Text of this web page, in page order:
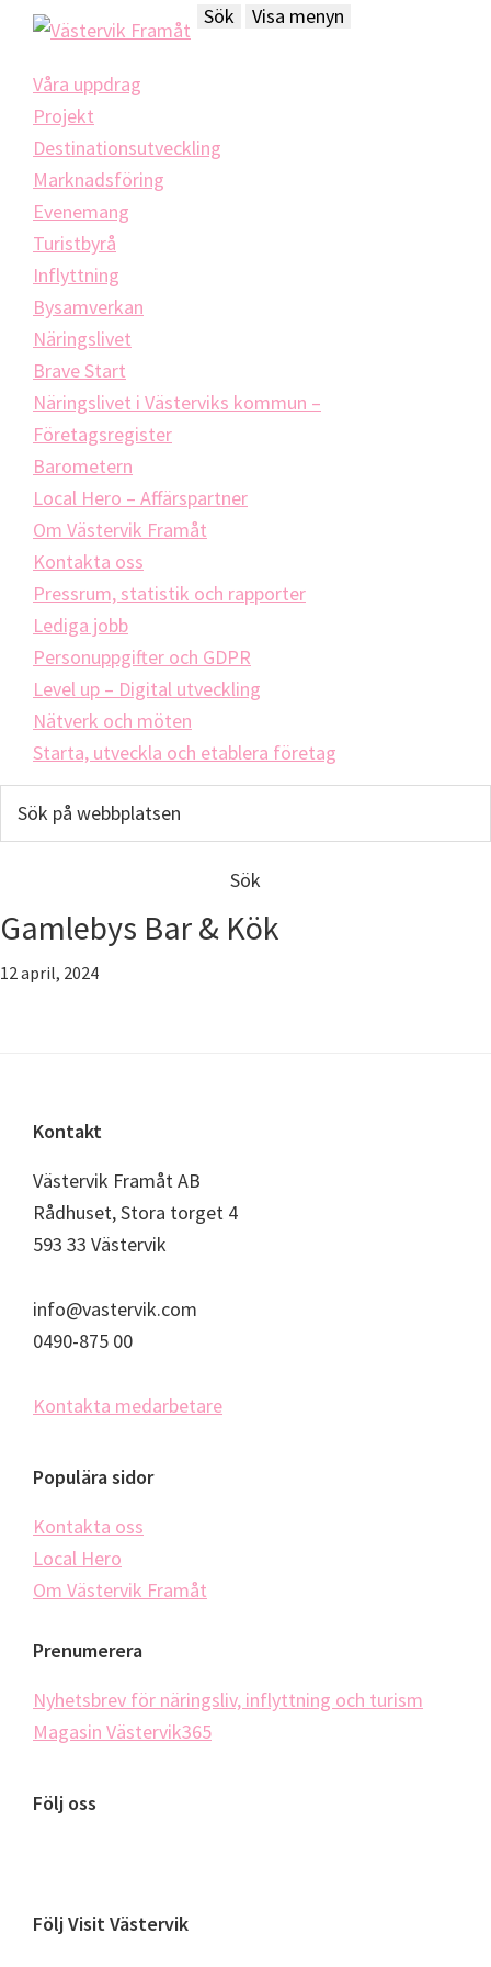
Hoppa
huvudnavigering
Skip
main
content
Hoppa
sidfotFramåt
arbetar
för
att
öka
tillväxten
hos
näringslivet
i
Västervik
Sök Visa menyn
Våra uppdrag
Projekt
Destinationsutveckling
Marknadsföring
Evenemang
Turistbyrå
Inflyttning
Bysamverkan
Näringslivet
Brave Start
Näringslivet i Västerviks kommun –
Företagsregister
Barometern
Local Hero – Affärspartner
Om Västervik Framåt
Kontakta oss
Pressrum, statistik och rapporter
Lediga jobb
Personuppgifter och GDPR
Level up – Digital utveckling
Nätverk och möten
Starta, utveckla och etablera företag
Sök
Gamlebys Bar & Kök
12 april, 2024
Footer
Kontakt
Västervik Framåt AB
Rådhuset, Stora torget 4
593 33 Västervik
info@vastervik.com
0490-875 00
Kontakta medarbetare
Populära sidor
Kontakta oss
Local Hero
Om Västervik Framåt
Prenumerera
Nyhetsbrev för näringsliv, inflyttning och turism
Magasin Västervik365
Följ oss
Följ Visit Västervik